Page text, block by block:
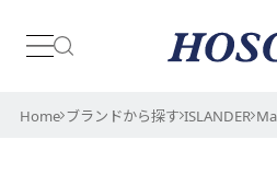
日本
Home ブランドから探す ISLANDER